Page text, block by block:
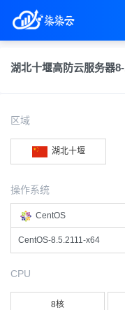
湖北十堰高防云服务器
区域
湖北十堰
操作系统
CentOS
CentOS-8.5.2111-x64
CPU
8核